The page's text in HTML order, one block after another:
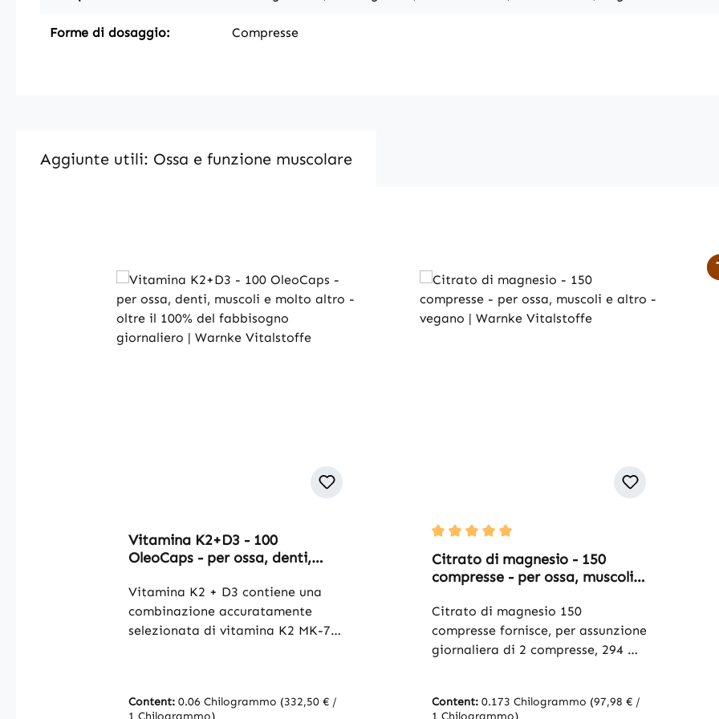
Forme di dosaggio: Compresse
Aggiunte utili: Ossa e funzione muscolare
Vitamina K2+D3 - 100
OleoCaps - per ossa, denti,
100% del fabbisogno
giornaliero | Warnke Vitalstoffe
Vitamina K2 + D3 contiene una
combinazione accuratamente
selezionata di vitamina K2 MK-7
appositamente formulati per
Content: 0.06 Chilogrammo (332,50 € /
1 Chilogrammo)
Average rating of 5 out of 5 stars
Citrato di magnesio - 150
compresse - per ossa, muscoli e
Vitalstoffe
Citrato di magnesio 150
compresse fornisce, per assunzione
giornaliera di 2 compresse, 294 mg
un composto organico di
Content: 0.173 Chilogrammo (97,98 € /
1 Chilogrammo)